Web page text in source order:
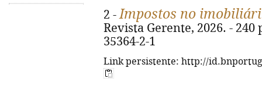
2 -Impostos no
Revista Gerente, 2026. - 240
35364-2-1
Link persistente: http://